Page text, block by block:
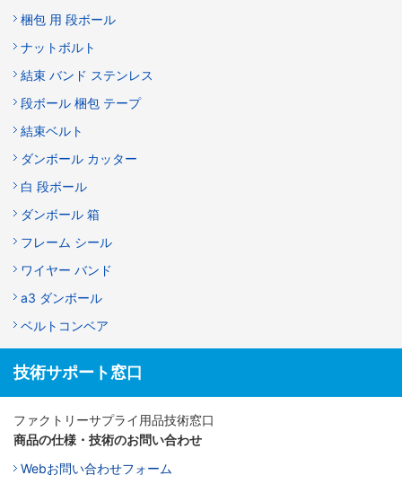
梱包 用 段ボール
ナットボルト
結束 バンド ステンレス
段ボール 梱包 テープ
結束ベルト
ダンボール カッター
白 段ボール
ダンボール 箱
フレーム シール
ワイヤー バンド
a3 ダンボール
ベルトコンベア
技術サポート窓口
ファクトリーサプライ用品技術窓口
商品の仕様・技術のお問い合わせ
Webお問い合わせフォーム